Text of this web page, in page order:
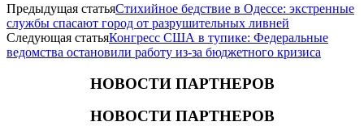
Предыдущая статьяСтихийное бедствие в Одессе: экстренные
службы спасают город от разрушительных ливней
Следующая статьяКонгресс США в тупике: Федеральные
ведомства остановили работу из-за бюджетного кризиса
НОВОСТИ ПАРТНЕРОВ
НОВОСТИ ПАРТНЕРОВ